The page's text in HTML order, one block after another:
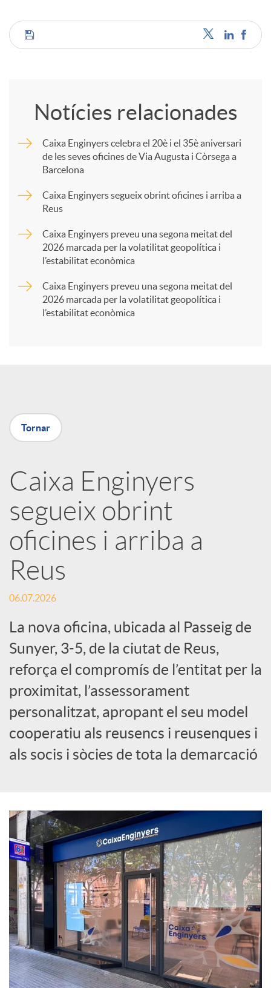
C
t
X
a
r
x
e
s
S
o
c
a
l
s
Notícies relacionades
Caixa Enginyers celebra el 20è i el 35è aniversari
de les seves oficines de Via Augusta i Còrsega a
Barcelona
Caixa Enginyers segueix obrint oficines i arriba a
Reus
Caixa Enginyers preveu una segona meitat del
2026 marcada per la volatilitat geopolítica i
l’estabilitat econòmica
Caixa Enginyers preveu una segona meitat del
2026 marcada per la volatilitat geopolítica i
l’estabilitat econòmica
Tornar
Caixa Enginyers
segueix obrint
oficines i arriba a
Reus
06.07.2026
La nova oficina, ubicada al Passeig de
Sunyer, 3-5, de la ciutat de Reus,
reforça el compromís de l’entitat per la
proximitat, l’assessorament
personalitzat, apropant el seu model
cooperatiu als reusencs i reusenques i
als socis i sòcies de tota la demarcació